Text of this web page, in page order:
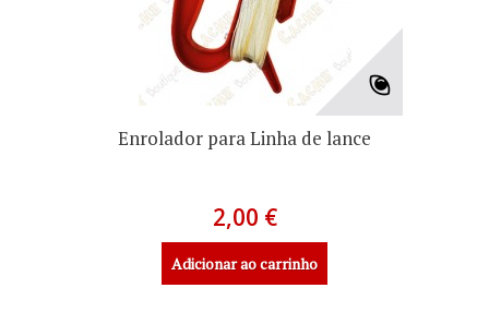
Enrolador para Linha de lance
2,00 €
Adicionar ao carrinho